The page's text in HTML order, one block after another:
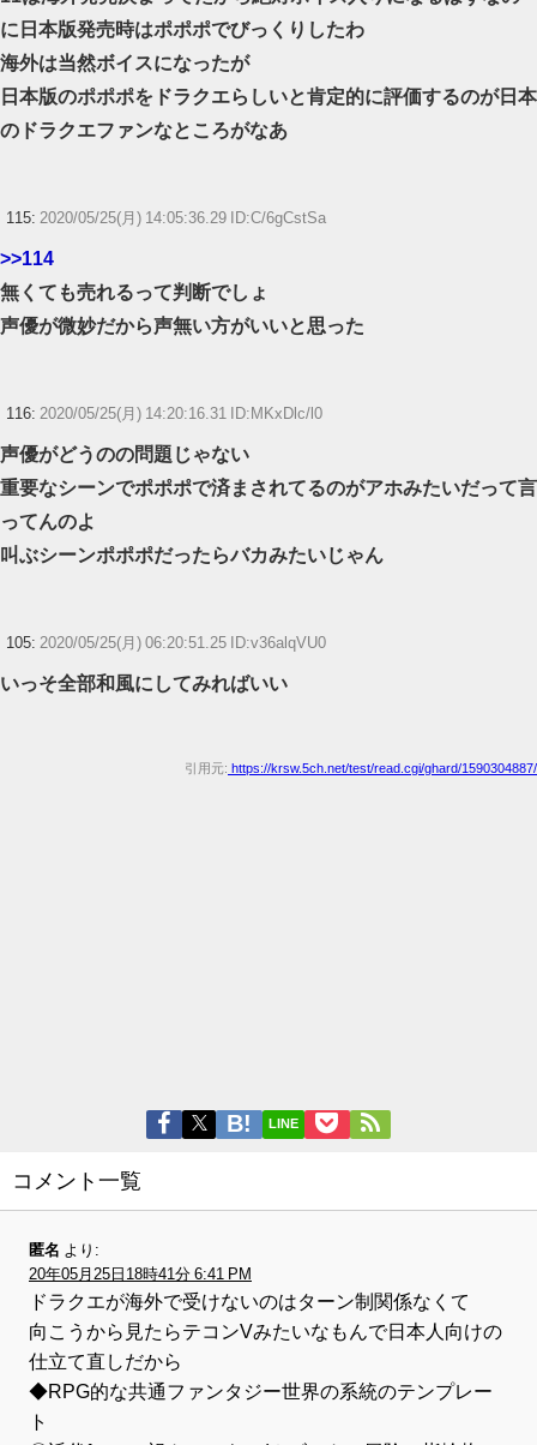
に日本版発売時はポポポでびっくりしたわ
海外は当然ボイスになったが
日本版のポポポをドラクエらしいと肯定的に評価するのが日本
のドラクエファンなところがなあ
115: 2020/05/25(月) 14:05:36.29 ID:C/6gCstSa
>>114
無くても売れるって判断でしょ
声優が微妙だから声無い方がいいと思った
116: 2020/05/25(月) 14:20:16.31 ID:MKxDlc/l0
声優がどうのの問題じゃない
重要なシーンでポポポで済まされてるのがアホみたいだって言
ってんのよ
叫ぶシーンポポポだったらバカみたいじゃん
105: 2020/05/25(月) 06:20:51.25 ID:v36alqVU0
いっそ全部和風にしてみればいい
引用元: https://krsw.5ch.net/test/read.cgi/ghard/1590304887/
LINE
コメント一覧
匿名
より:
20年05月25日18時41分 6:41 PM
ドラクエが海外で受けないのはターン制関係なくて
向こうから見たらテコンVみたいなもんで日本人向けの
仕立て直しだから
◆RPG的な共通ファンタジー世界の系統のテンプレー
ト